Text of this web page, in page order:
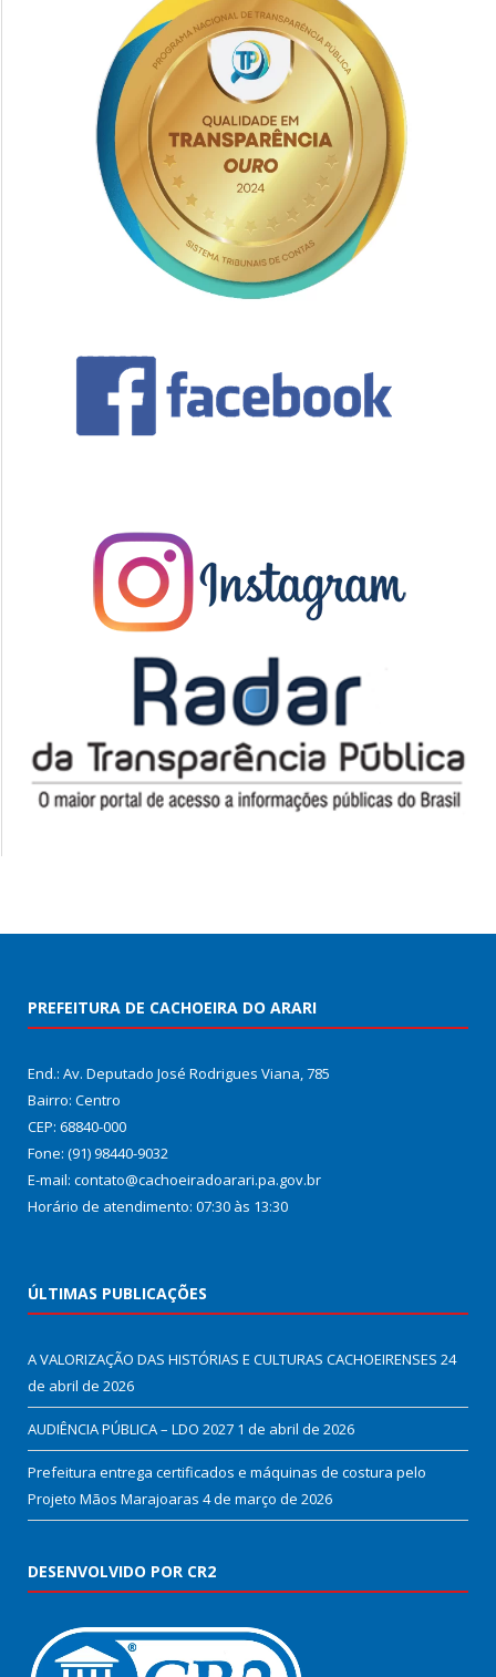
PREFEITURA DE CACHOEIRA DO ARARI
End.: Av. Deputado José Rodrigues Viana, 785
Bairro: Centro
CEP: 68840-000
Fone: (91) 98440-9032
E-mail: contato@cachoeiradoarari.pa.gov.br
Horário de atendimento: 07:30 às 13:30
ÚLTIMAS PUBLICAÇÕES
A VALORIZAÇÃO DAS HISTÓRIAS E CULTURAS CACHOEIRENSES 24
de abril de 2026
AUDIÊNCIA PÚBLICA – LDO 2027 1 de abril de 2026
Prefeitura entrega certificados e máquinas de costura pelo
Projeto Mãos Marajoaras 4 de março de 2026
DESENVOLVIDO POR CR2